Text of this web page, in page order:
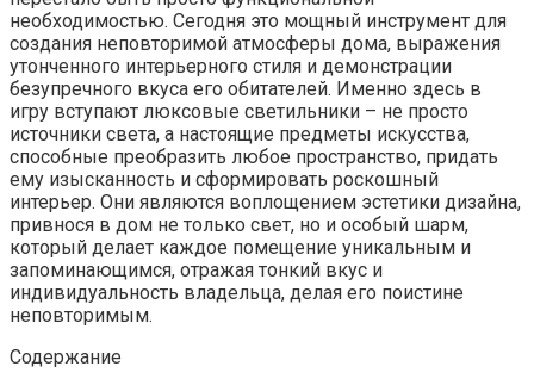
необходимостью. Сегодня это мощный инструмент для
создания неповторимой атмосферы дома, выражения
утонченного интерьерного стиля и демонстрации
безупречного вкуса его обитателей. Именно здесь в
игру вступают люксовые светильники – не просто
источники света, а настоящие предметы искусства,
способные преобразить любое пространство, придать
ему изысканность и сформировать роскошный
интерьер. Они являются воплощением эстетики дизайна,
привнося в дом не только свет, но и особый шарм,
который делает каждое помещение уникальным и
запоминающимся, отражая тонкий вкус и
индивидуальность владельца, делая его поистине
неповторимым.
Содержание